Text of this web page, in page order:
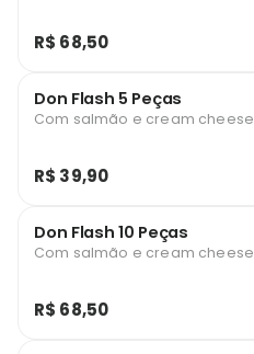
R$ 68,50
Don Flash 5 Peças
Com salmão e cream cheese
R$ 39,90
Don Flash 10 Peças
Com salmão e cream cheese
R$ 68,50